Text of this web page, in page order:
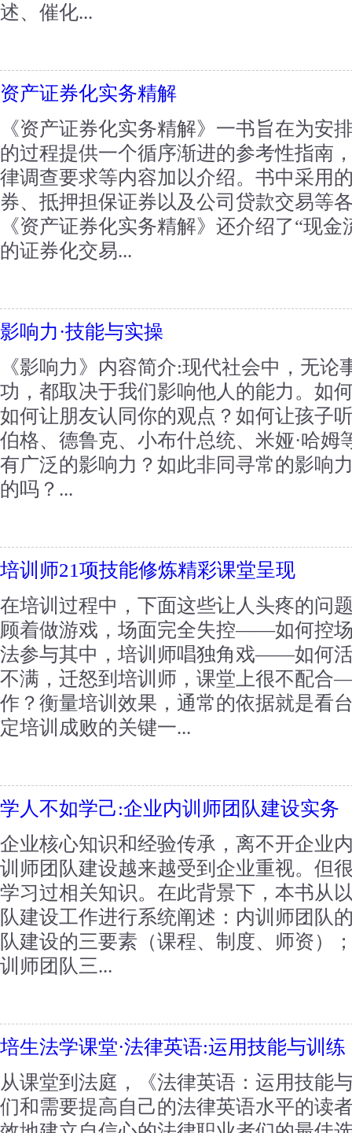
述、催化...
资产证券化实务精解
《资产证券化实务精解》一书旨在为安
的过程提供一个循序渐进的参考性指南
律调查要求等内容加以介绍。书中采用
券、抵押担保证券以及公司贷款交易等
《资产证券化实务精解》还介绍了“现
的证券化交易...
影响力·技能与实操
《影响力》内容简介:现代社会中，无
功，都取决于我们影响他人的能力。如
如何让朋友认同你的观点？如何让孩子
伯格、德鲁克、小布什总统、米娅·哈姆
有广泛的影响力？如此非同寻常的影响
的吗？...
培训师21项技能修炼精彩课堂呈现
在培训过程中，下面这些让人头疼的问
顾着做游戏，场面完全失控——如何控
法参与其中，培训师唱独角戏——如何
不满，迁怒到培训师，课堂上很不配
作？衡量培训效果，通常的依据就是看
定培训成败的关键一...
学人不如学己:企业内训师团队建设实务
企业核心知识和经验传承，离不开企业
训师团队建设越来越受到企业重视。但
学习过相关知识。在此背景下，本书从
队建设工作进行系统阐述：内训师团队
队建设的三要素（课程、制度、师资）
训师团队三...
培生法学课堂·法律英语:运用技能与训练
从课堂到法庭，《法律英语：运用技能
们和需要提高自己的法律英语水平的读